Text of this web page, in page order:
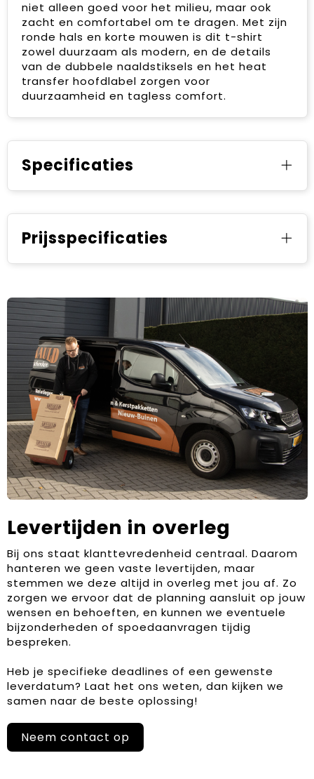
niet alleen goed voor het milieu, maar ook
zacht en comfortabel om te dragen. Met zijn
ronde hals en korte mouwen is dit t-shirt
zowel duurzaam als modern, en de details
van de dubbele naaldstiksels en het heat
transfer hoofdlabel zorgen voor
duurzaamheid en tagless comfort.
Specificaties
Prijsspecificaties
Levertijden in overleg
Bij ons staat klanttevredenheid centraal. Daarom
hanteren we geen vaste levertijden, maar
stemmen we deze altijd in overleg met jou af. Zo
zorgen we ervoor dat de planning aansluit op jouw
wensen en behoeften, en kunnen we eventuele
bijzonderheden of spoedaanvragen tijdig
bespreken.
Heb je specifieke deadlines of een gewenste
leverdatum? Laat het ons weten, dan kijken we
samen naar de beste oplossing!
Neem contact op